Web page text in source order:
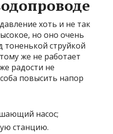
хоть и не так
но оно очень
струйкой
же не работает
радости не
повысить напор
насос;
станцию.